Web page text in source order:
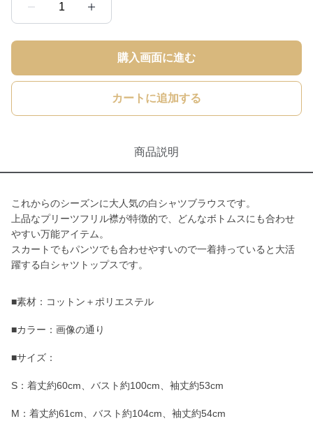
1
購入画面に進む
カートに追加する
商品説明
これからのシーズンに大人気の白シャツブラウスです。
上品なプリーツフリル襟が特徴的で、どんなボトムスにも合わせ
やすい万能アイテム。
スカートでもパンツでも合わせやすいので一着持っていると大活
躍する白シャツトップスです。
■素材：コットン＋ポリエステル
■カラー：画像の通り
■サイズ：
S：着丈約60cm、バスト約100cm、袖丈約53cm
M：着丈約61cm、バスト約104cm、袖丈約54cm